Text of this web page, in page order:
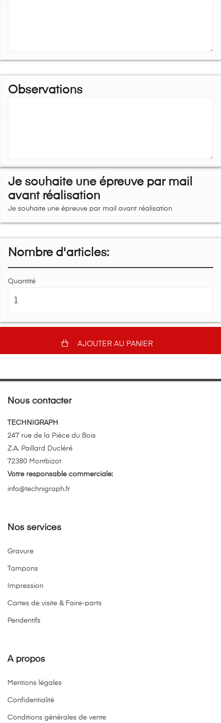
Observations
Je souhaite une épreuve par mail
avant réalisation
Je souhaite une épreuve par mail avant réalisation
Nombre d'articles:
Quantité
AJOUTER AU PANIER
Nous contacter
TECHNIGRAPH
247 rue de la Pièce du Bois
Z.A. Paillard Ducléré
72380 Montbizot
Votre responsable commerciale:
info@technigraph.fr
Nos services
Gravure
Tampons
Impression
Cartes de visite & Faire-parts
Pendentifs
A propos
Mentions légales
Confidentialité
Conditions générales de vente